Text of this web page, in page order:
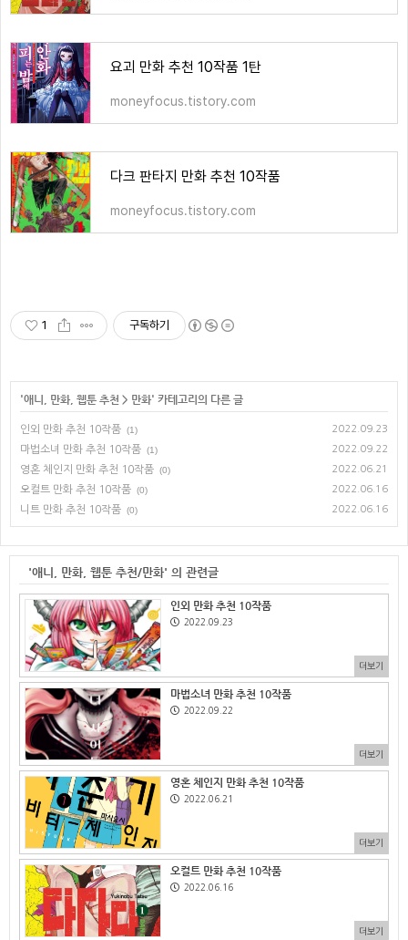
요괴 만화 추천 10작품 1탄
moneyfocus.tistory.com
다크 판타지 만화 추천 10작품
moneyfocus.tistory.com
1 구독하기
'애니, 만화, 웹툰 추천 > 만화' 카테고리의 다른 글
인외 만화 추천 10작품 (1) 2022.09.23
마법소녀 만화 추천 10작품 (1) 2022.09.22
영혼 체인지 만화 추천 10작품 (0) 2022.06.21
오컬트 만화 추천 10작품 (0) 2022.06.16
니트 만화 추천 10작품 (0) 2022.06.16
'애니, 만화, 웹툰 추천/만화' 의 관련글
인외 만화 추천 10작품
2022.09.23
더보기
마법소녀 만화 추천 10작품
2022.09.22
더보기
영혼 체인지 만화 추천 10작품
2022.06.21
더보기
오컬트 만화 추천 10작품
2022.06.16
더보기